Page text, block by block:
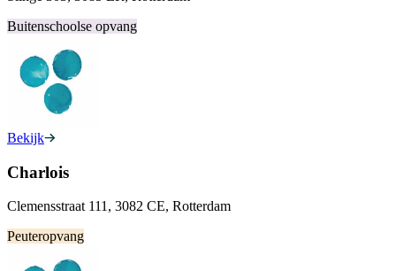
Buitenschoolse opvang
Bekijk
Charlois
Clemensstraat 111, 3082 CE, Rotterdam
Peuteropvang